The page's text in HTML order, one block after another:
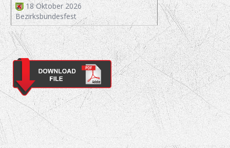
18 Oktober 2026
Bezirksbundesfest